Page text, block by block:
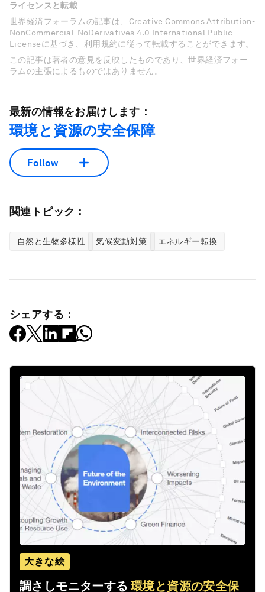
ライセンスと転載
世界経済フォーラムの記事は、Creative Commons Attribution-
NonCommercial-NoDerivatives 4.0 International Public
Licenseに基づき、利用規約に従って転載することができます。
この記事は著者の意見を反映したものであり、世界経済フォー
ラムの主張によるものではありません。
最新の情報をお届けします：
環境と資源の安全保障
Follow
関連トピック：
自然と生物多様性 気候変動対策 エネルギー転換
シェアする：
大きな絵
調さしモニターする 環境と資源の安全保